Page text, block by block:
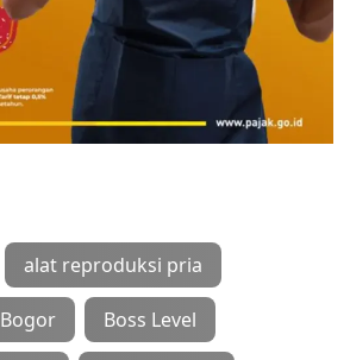
alat reproduksi pria
Bogor Boss Level